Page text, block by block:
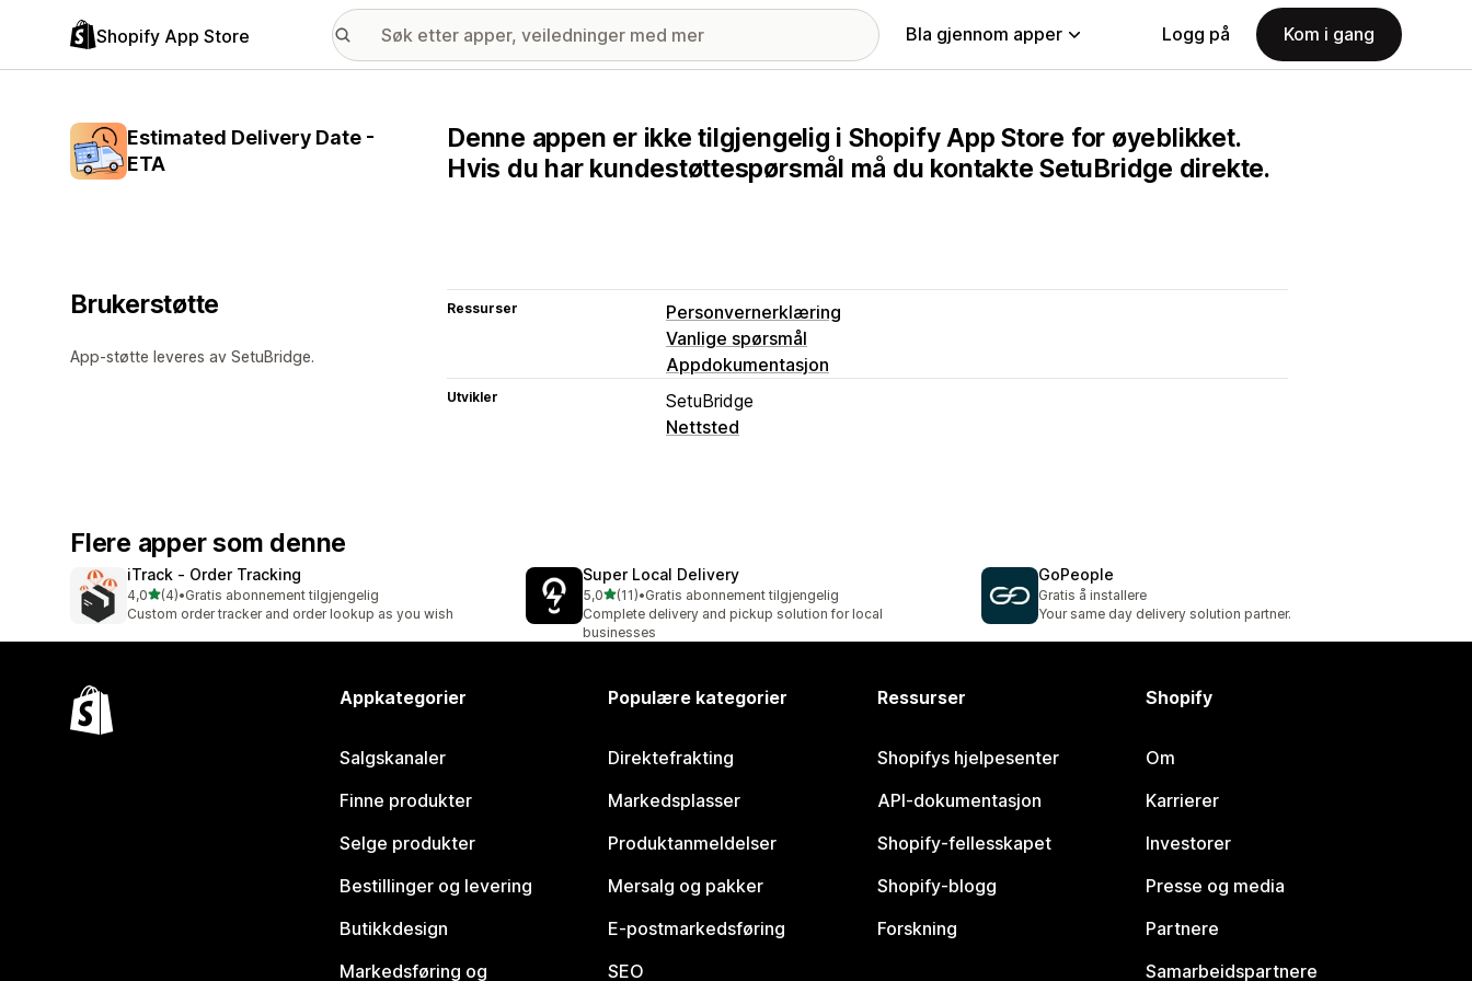
Shopify App Store Bla gjennom apper Logg på Kom i gang
Estimated Delivery Date -
ETA
Denne appen er ikke tilgjengelig i Shopify App Store for øyeblikket.
Hvis du har kundestøttespørsmål må du kontakte SetuBridge direkte.
Brukerstøtte
App-støtte leveres av SetuBridge.
Ressurser
Personvernerklæring
Vanlige spørsmål
Appdokumentasjon
Utvikler
SetuBridge
Nettsted
Flere apper som denne
iTrack ‑ Order Tracking
4,0av 5 stjerner
(4)
Totalt 4 omtaler
•Gratis abonnement tilgjengelig
Custom order tracker and order lookup as you wish
Super Local Delivery
5,0av 5 stjerner
(11)
Totalt 11 omtaler
•Gratis abonnement tilgjengelig
Complete delivery and pickup solution for local
businesses
GoPeople
Gratis å installere
Your same day delivery solution partner.
Appkategorier
Salgskanaler
Finne produkter
Selge produkter
Bestillinger og levering
Butikkdesign
Markedsføring og
Populære kategorier
Direktefrakting
Markedsplasser
Produktanmeldelser
Mersalg og pakker
E-postmarkedsføring
SEO
Ressurser
Shopifys hjelpesenter
API-dokumentasjon
Shopify-fellesskapet
Shopify-blogg
Forskning
Shopify
Om
Karrierer
Investorer
Presse og media
Partnere
Samarbeidspartnere